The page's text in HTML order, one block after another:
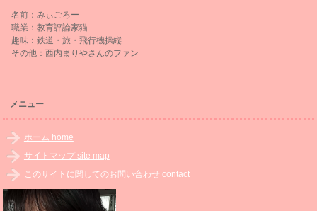
名前：みぃごろー
職業：教育評論家猫
趣味：鉄道・旅・飛行機操縦
その他：西内まりやさんのファン
メニュー
ホーム home
サイトマップ site map
このサイトに関してのお問い合わせ contact